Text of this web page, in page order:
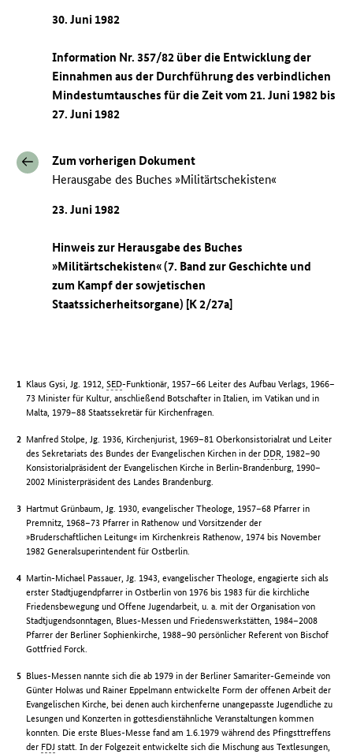
30. Juni 1982
Information Nr. 357/82 über die Entwicklung der
Einnahmen aus der Durchführung des verbindlichen
Mindestumtausches für die Zeit vom 21. Juni 1982 bis
27. Juni 1982
Zum vorherigen Dokument
Herausgabe des Buches »Militärtschekisten«
23. Juni 1982
Hinweis zur Herausgabe des Buches
»Militärtschekisten« (7. Band zur Geschichte und
zum Kampf der sowjetischen
Staatssicherheitsorgane) [K 2/27a]
Klaus Gysi, Jg. 1912,SED-Funktionär, 1957–66 Leiter des Aufbau Verlags, 1966–
73 Minister für Kultur, anschließend Botschafter in Italien, im Vatikan und in
Malta, 1979–88 Staatssekretär für Kirchenfragen.
Manfred Stolpe, Jg. 1936, Kirchenjurist, 1969–81 Oberkonsistorialrat und Leiter
des Sekretariats des Bundes der Evangelischen Kirchen in der DDR, 1982–90
Konsistorialpräsident der Evangelischen Kirche in Berlin-Brandenburg, 1990–
2002 Ministerpräsident des Landes Brandenburg.
Hartmut Grünbaum, Jg. 1930, evangelischer Theologe, 1957–68 Pfarrer in
Premnitz, 1968–73 Pfarrer in Rathenow und Vorsitzender der
»Bruderschaftlichen Leitung« im Kirchenkreis Rathenow, 1974 bis November
1982 Generalsuperintendent für Ostberlin.
Martin-Michael Passauer, Jg. 1943, evangelischer Theologe, engagierte sich als
erster Stadtjugendpfarrer in Ostberlin von 1976 bis 1983 für die kirchliche
Friedensbewegung und Offene Jugendarbeit, u. a. mit der Organisation von
Stadtjugendsonntagen, Blues-Messen und Friedenswerkstätten, 1984–2008
Pfarrer der Berliner Sophienkirche, 1988–90 persönlicher Referent von Bischof
Gottfried Forck.
Blues-Messen nannte sich die ab 1979 in der Berliner Samariter-Gemeinde von
Günter Holwas und Rainer Eppelmann entwickelte Form der offenen Arbeit der
Evangelischen Kirche, bei denen auch kirchenferne unangepasste Jugendliche zu
Lesungen und Konzerten in gottesdienstähnliche Veranstaltungen kommen
konnten. Die erste Blues-Messe fand am 1.6.1979 während des Pfingsttreffens
der FDJ statt. In der Folgezeit entwickelte sich die Mischung aus Textlesungen,